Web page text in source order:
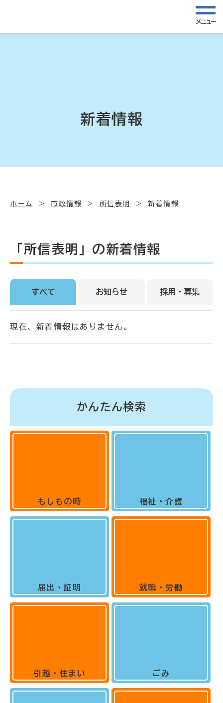
メニュー
新着情報
ホーム 市政情報 所信表明 新着情報
「所信表明」の新着情報
すべて お知らせ 採用・募集
現在、新着情報はありません。
かんたん検索
もしもの時
届出・証明
引越・住まい
福祉・介護
就職・労働
ごみ